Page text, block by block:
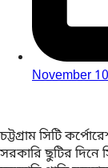
November
চট্টগ্রাম সিটি
সরকারি ছুটির